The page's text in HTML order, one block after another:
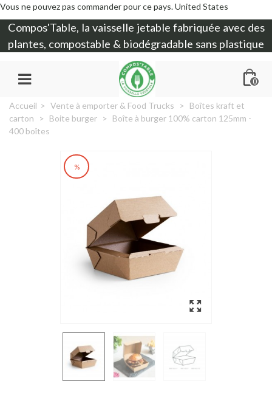
Vous ne pouvez pas commander pour ce pays.United States
Compos'Table, la vaisselle jetable fabriquée avec des
plantes, compostable & biodégradable sans plastique
0
Accueil > Vente à emporter & Food Trucks > Boîtes kraft et
carton
> Boite burger > Boîte à burger 100% carton 125mm -
400 boîtes
%